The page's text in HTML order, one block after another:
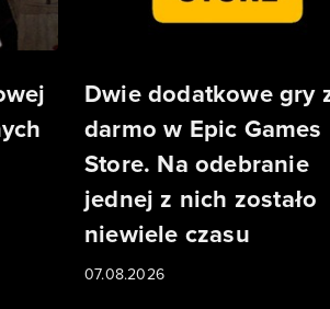
Dwie dodatkowe gry
darmo w Epic Games
Store. Na odebranie
jednej z nich zostało
niewiele czasu
07.08.2026